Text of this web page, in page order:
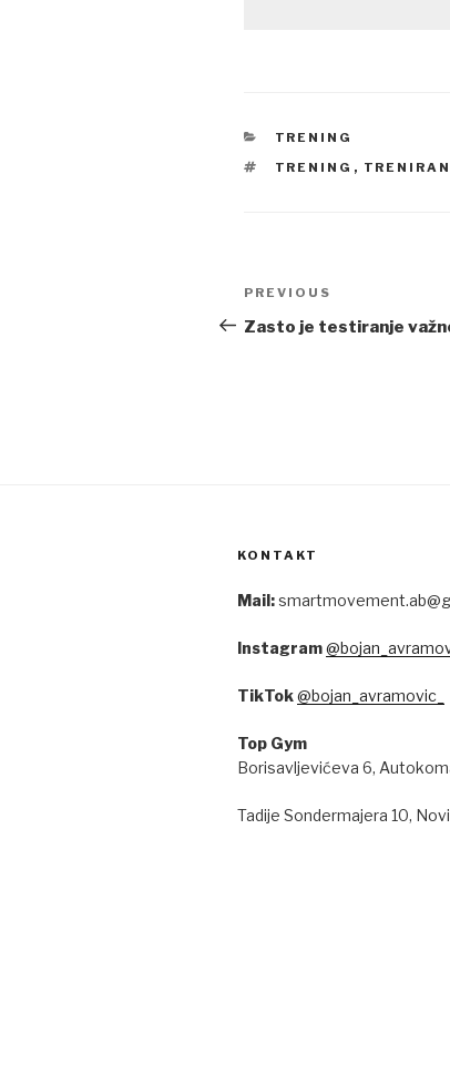
CATEGORIES
TRENING
TAGS
TRENING ,
Post
navigation
Previous
Post
PREVIOUS
Zasto je testiranje
KONTAKT
Mail:
Instagram
TikTok@bojan_avramovic_
Top Gym
Borisavljevićeva 6,
Tadije Sondermajera 10,